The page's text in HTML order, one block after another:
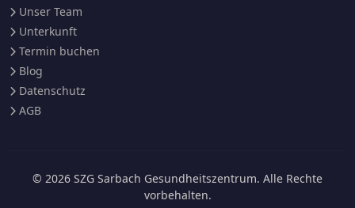
Unser Team
Unterkunft
Termin buchen
Blog
Datenschutz
AGB
© 2026 SZG Sarbach Gesundheitszentrum. Alle Rechte
vorbehalten.